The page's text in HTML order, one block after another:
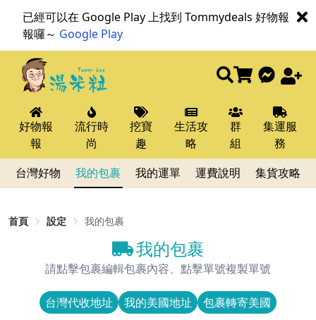
已經可以在 Google Play 上找到 Tommydeals 好物報
報囉～ Google Play
好物報
報
流行時
尚
挖寶
趣
生活攻
略
群
組
集運服
務
台灣好物
我的包裹 我的運單 運費說明 集貨攻略
首頁 設定 我的包裹
我的包裹
請點擊包裹編輯包裹內容、點擊單號複製單號
台灣代收地址 我的美國地址 包裹轉寄美國